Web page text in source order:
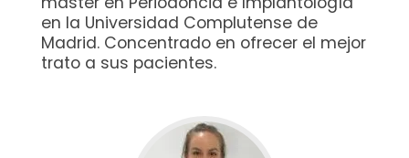
en la Universidad Complutense de
Madrid. Concentrado en ofrecer el mejor
trato a sus pacientes.